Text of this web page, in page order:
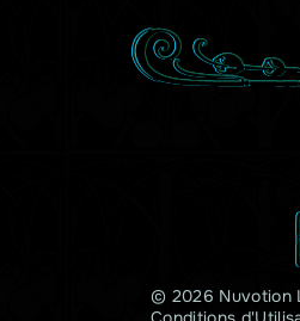
© 2026 Nuvotion